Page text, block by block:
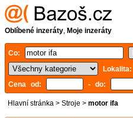
Oblíbené inzeráty, Moje inzeráty
Co:
Lokalita:
Cena od:
- do:
Hlavní stránka > Stroje > motor ifa